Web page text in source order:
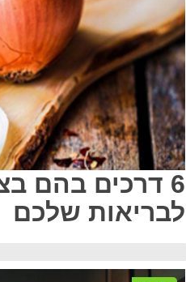
6 דרכים בהם
לבריאות שלכם